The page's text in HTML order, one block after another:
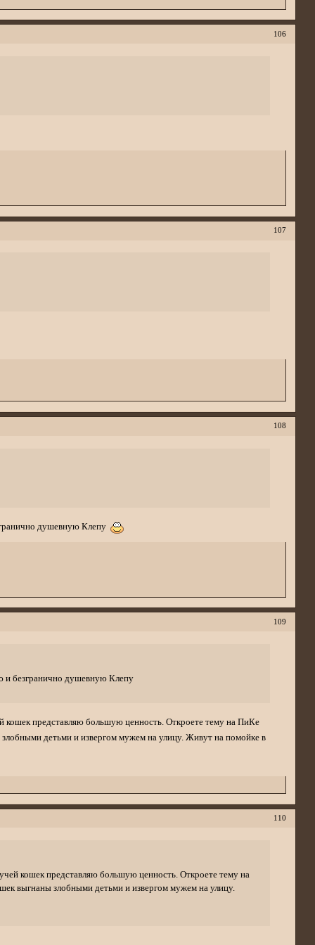
106
107
108
душевную Клепу
109
и безгранично душевную Клепу
представляю большую ценность. Откроете тему на ПиКе
детьми и извергом мужем на улицу. Живут на помойке в
110
кошек представляю большую ценность. Откроете тему на
выгнаны злобными детьми и извергом мужем на улицу.